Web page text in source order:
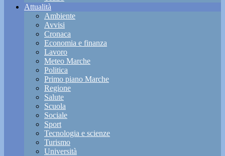
Attualità
Ambiente
Avvisi
Cronaca
Economia e finanza
Lavoro
Meteo Marche
Politica
Primo piano Marche
Regione
Salute
Scuola
Sociale
Sport
Tecnologia e scienze
Turismo
Università